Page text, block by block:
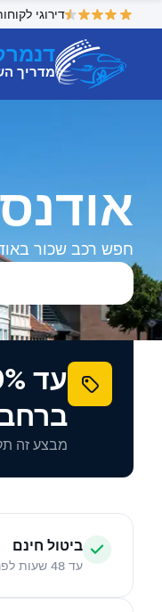
דירוגי
מדריך
חפש רכב שכור
מבצע זה תקף עד 11 באוגוסט 2026
ביטול חינם
עד 48 שעות לפני מועד האיסוף המתוכנן